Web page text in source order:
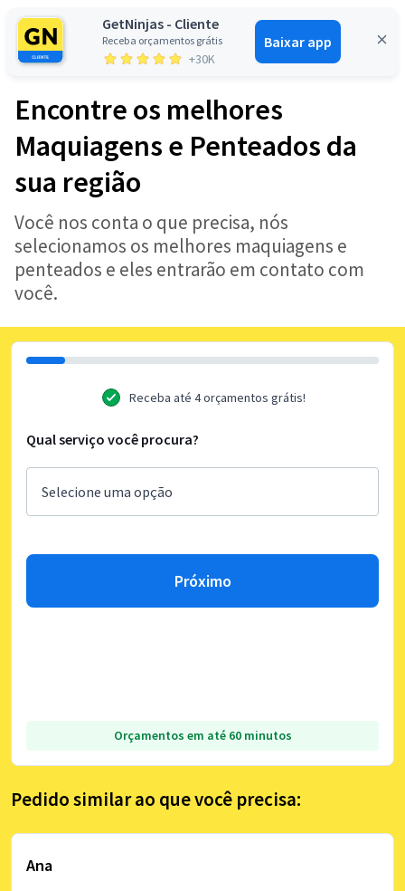
GetNinjas - Cliente
Receba orçamentos grátis
+30K
Baixar app
Entrar
Encontre os melhores
Maquiagens e Penteados da
sua região
Você nos conta o que precisa, nós
selecionamos os melhores maquiagens e
penteados e eles entrarão em contato com
você.
Receba até 4 orçamentos grátis!
Qual serviço você procura?
Próximo
Orçamentos em até 60 minutos
Pedido similar ao que você precisa:
Ana